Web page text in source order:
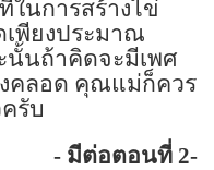
ในการสร้างไข่
เพียงประมาณ
นั้นถ้าคิดจะมีเพศ
คลอด คุณแม่ก็ควร
รับ
- มีต่อตอนที่ 2-